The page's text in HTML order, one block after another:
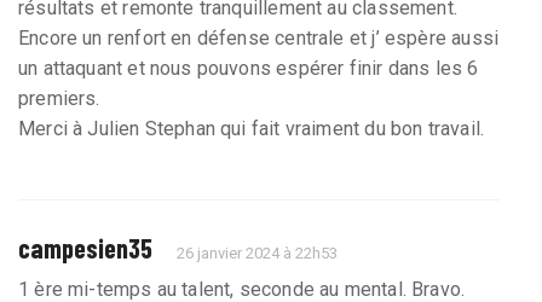
résultats et remonte tranquillement au classement.
Encore un renfort en défense centrale et j’ espère aussi
un attaquant et nous pouvons espérer finir dans les 6
premiers.
Merci à Julien Stephan qui fait vraiment du bon travail.
campesien35 26 janvier 2024 à 22h53
1 ère mi-temps au talent, seconde au mental. Bravo.